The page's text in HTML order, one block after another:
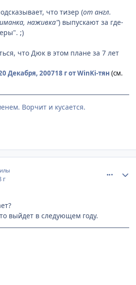
что тизер (от англ.
наживка") выпускают за где-
;)
что Дюк в этом плане за 7 лет
Декабря, 200718 гот WinKi-тян (см.
Ворчит и кусается.
г
выйдет в следующем году.